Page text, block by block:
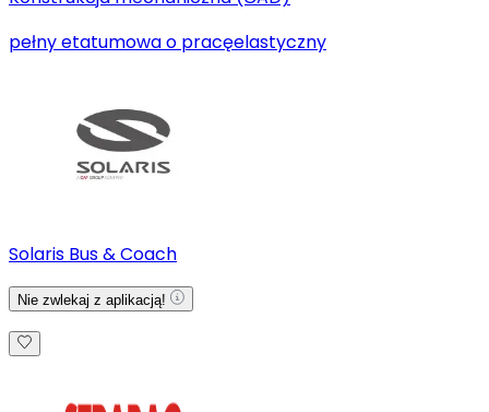
pełny etatumowa o pracęelastyczny
Solaris Bus & Coach
Nie zwlekaj z aplikacją!